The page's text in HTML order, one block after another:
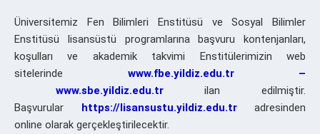
Üniversitemiz Fen Bilimleri Enstitüsü ve Sosyal Bilimler
Enstitüsü lisansüstü programlarına başvuru kontenjanları,
koşulları ve akademik takvimi Enstitülerimizin web
sitelerinde www.fbe.yildiz.edu.tr–
www.sbe.yildiz.edu.trilan edilmiştir.
Başvurular https://lisansustu.yildiz.edu.tradresinden
online olarak gerçekleştirilecektir.